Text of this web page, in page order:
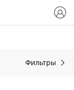
Фильтры